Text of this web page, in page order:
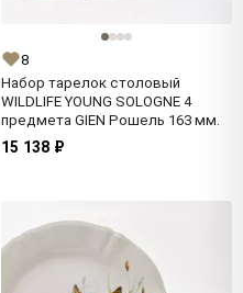
8
Набор тарелок столовый
WILDLIFE YOUNG SOLOGNE 4
предмета GIEN Рошель 163 мм.
15 138 ₽